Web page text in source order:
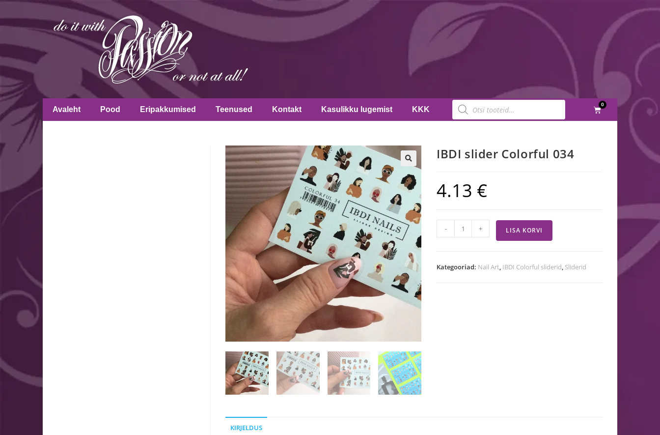
Avaleht Pood Eripakkumised Teenused Kontakt Kasulikku lugemist KKK
0
🔍
IBDI slider Colorful 034
4.13 €
- + LISA KORVI
Kategooriad: Nail Art, IBDI Colorful sliderid, Sliderid
KIRJELDUS